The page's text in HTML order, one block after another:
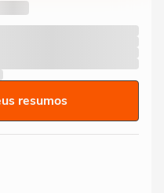
resumos